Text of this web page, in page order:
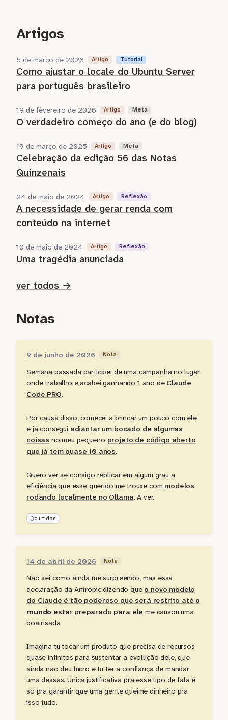
Artigos
5 de março de 2026 Artigo Tutorial
Como ajustar o locale do Ubuntu Server
para português brasileiro
19 de fevereiro de 2026 Artigo Meta
O verdadeiro começo do ano (e do blog)
19 de março de 2025 Artigo Meta
Celebração da edição 56 das Notas
Quinzenais
24 de maio de 2024 Artigo Reflexão
A necessidade de gerar renda com
conteúdo na internet
10 de maio de 2024 Artigo Reflexão
Uma tragédia anunciada
ver todos →
Notas
9 de junho de 2026 Nota
Semana passada participei de uma campanha no lugar
onde trabalho e acabei ganhando 1 ano de Claude
Code PRO.
Por causa disso, comecei a brincar um pouco com ele
e já consegui adiantar um bocado de algumas
coisas no meu pequeno projeto de código aberto
que já tem quase 10 anos.
Quero ver se consigo replicar em algum grau a
eficiência que esse querido me trouxe com modelos
rodando localmente no Ollama. A ver.
3curtidas
14 de abril de 2026 Nota
Não sei como ainda me surpreendo, mas essa
declaração da Antropic dizendo que o novo modelo
do Claude é tão poderoso que será restrito até o
mundo estar preparado para ele me causou uma
boa risada.
Imagina tu tocar um produto que precisa de recursos
quase infinitos para sustentar a evolução dele, que
ainda não deu lucro e tu ter a confiança de mandar
uma dessas. Única justificativa pra esse tipo de fala é
só pra garantir que uma gente queime dinheiro pra
isso tudo.